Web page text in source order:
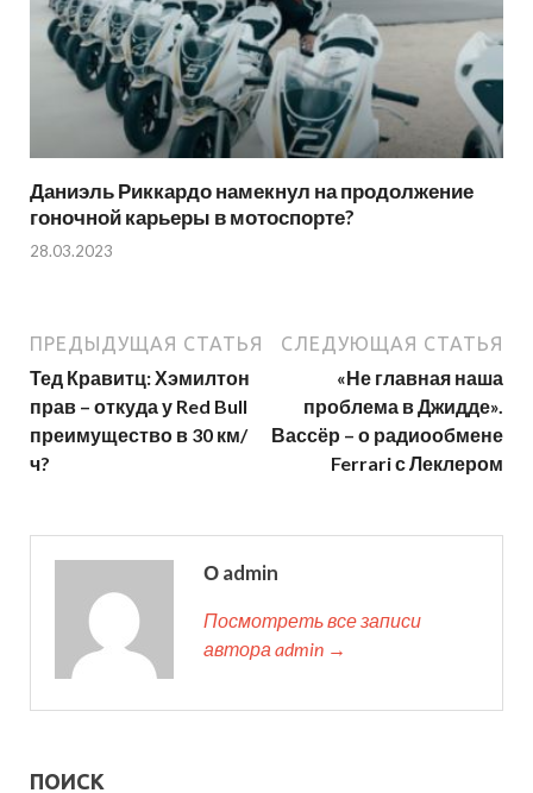
Даниэль Риккардо намекнул на продолжение
гоночной карьеры в мотоспорте?
28.03.2023
ПРЕДЫДУЩАЯ СТАТЬЯ
Тед Кравитц: Хэмилтон
прав – откуда у Red Bull
преимущество в 30 км/
ч?
СЛЕДУЮЩАЯ СТАТЬЯ
«Не главная наша
проблема в Джидде».
Вассёр – о радиообмене
Ferrari с Леклером
О admin
Посмотреть все записи
автора admin →
ПОИСК